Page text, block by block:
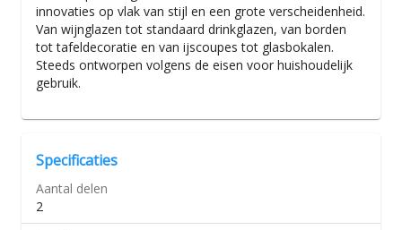
innovaties op vlak van stijl en een grote verscheidenheid.
Van wijnglazen tot standaard drinkglazen, van borden
tot tafeldecoratie en van ijscoupes tot glasbokalen.
Steeds ontworpen volgens de eisen voor huishoudelijk
gebruik.
Specificaties
Aantal delen
2